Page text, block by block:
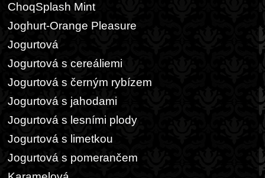
ChoqSplash Mint
Joghurt-Orange Pleasure
Jogurtová
Jogurtová s cereáliemi
Jogurtová s černým rybízem
Jogurtová s jahodami
Jogurtová s lesními plody
Jogurtová s limetkou
Jogurtová s pomerančem